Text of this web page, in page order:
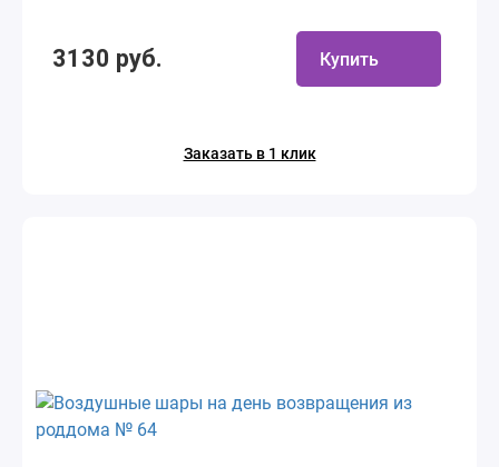
3130 руб. Купить
Заказать в 1 клик